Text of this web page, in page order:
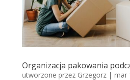
Organizacja pakowania
utworzone przez Grzegorz| mar